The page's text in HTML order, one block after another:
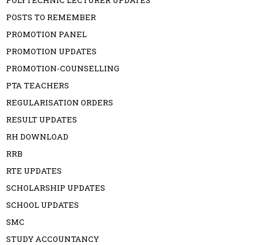
POSTS TO REMEMBER
PROMOTION PANEL
PROMOTION UPDATES
PROMOTION-COUNSELLING
PTA TEACHERS
REGULARISATION ORDERS
RESULT UPDATES
RH DOWNLOAD
RRB
RTE UPDATES
SCHOLARSHIP UPDATES
SCHOOL UPDATES
SMC
STUDY ACCOUNTANCY